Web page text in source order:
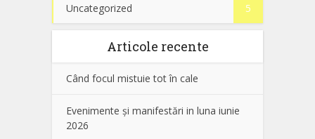
Uncategorized 5
Articole recente
Când focul mistuie tot în cale
Evenimente și manifestări in luna iunie
2026